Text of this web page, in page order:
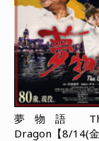
夢物語
Dragon【8/14(金